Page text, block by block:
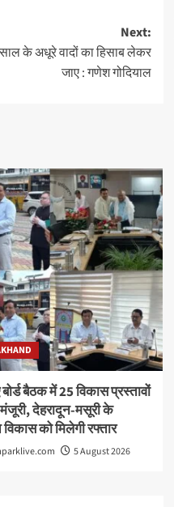
Next:
साल के अधूरे वादों का हिसाब लेकर
जाए : गणेश गोदियाल
बैठक में 25 विकास प्रस्तावों
देहरादून-मसूरी के
विकास को मिलेगी रफ्तार
5 August 2026